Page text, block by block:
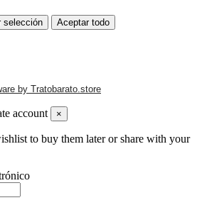
selección Aceptar todo
by Tratobarato.store
account ×
to buy them later or share with your